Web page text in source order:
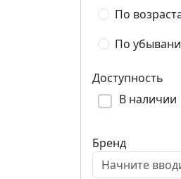
По
По
Доступность
В наличии
Бренд